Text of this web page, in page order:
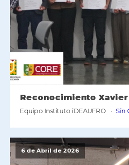
Reconocimiento
Equipo Instituto iDEAUFRO Sin
6 de Abril de 2026